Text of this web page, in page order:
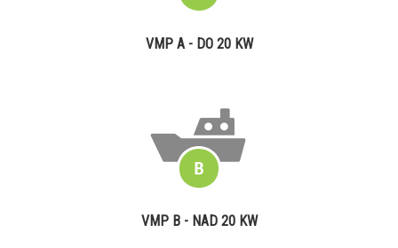
VMP A - DO 20 KW
VMP B - NAD 20 KW